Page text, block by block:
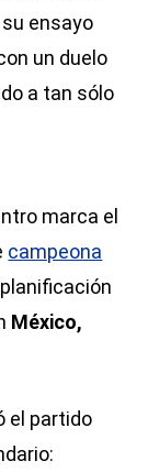
ensayo
un duelo
a tan sólo
marca el
campeona
México,
el partido